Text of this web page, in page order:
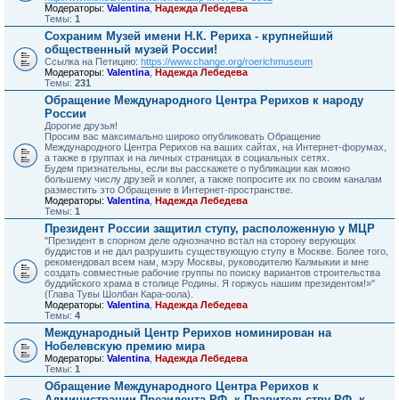
Модераторы: Valentina Надежда Лебедева
Темы: 1
Сохраним Музей имени Н.К. Рериха - крупнейший
общественный музей России!
Ссылка на Петицию: https://www.change.org/roerichmuseum
Модераторы: Valentina Надежда Лебедева
Темы: 231
Обращение Международного Центра Рерихов к народу
России
Дорогие друзья!
Просим вас максимально широко опубликовать Обращение
Международного Центра Рерихов на ваших сайтах, на Интернет-форумах,
а также в группах и на личных страницах в социальных сетях.
Будем признательны, если вы расскажете о публикации как можно
большему числу друзей и коллег, а также попросите их по своим каналам
разместить это Обращение в Интернет-пространстве.
Модераторы: Valentina Надежда Лебедева
Темы: 1
Президент России защитил ступу, расположенную у МЦР
"Президент в спорном деле однозначно встал на сторону верующих
буддистов и не дал разрушить существующую ступу в Москве. Более того,
рекомендовал всем нам, мэру Москвы, руководителю Калмыкии и мне
создать совместные рабочие группы по поиску вариантов строительства
буддийского храма в столице Родины. Я горжусь нашим президентом!»"
(Глава Тувы Шолбан Кара-оола).
Модераторы: Valentina Надежда Лебедева
Темы: 4
Международный Центр Рерихов номинирован на
Нобелевскую премию мира
Модераторы: Valentina Надежда Лебедева
Темы: 1
Обращение Международного Центра Рерихов к